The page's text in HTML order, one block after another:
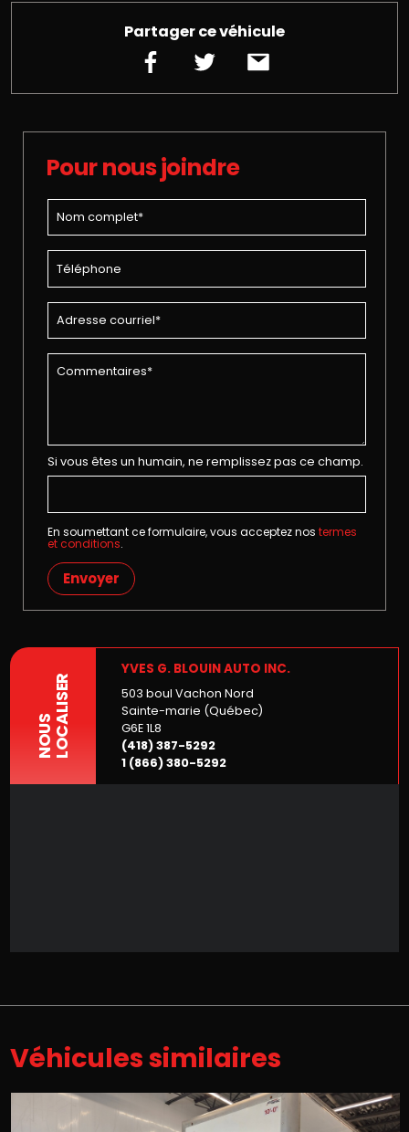
Partager ce véhicule
Pour nous joindre
Si vous êtes un humain, ne remplissez pas ce champ.
En soumettant ce formulaire, vous acceptez nos termes
et conditions.
Envoyer
NOUSLOCALISER
YVES G. BLOUIN AUTO INC.
503 boul Vachon Nord
Sainte-marie (Québec)
G6E 1L8
(418) 387-5292
1 (866) 380-5292
Véhicules similaires